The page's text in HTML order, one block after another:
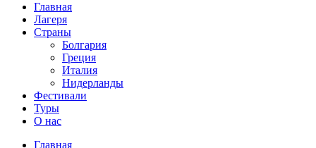
Главная
Лагеря
Страны
Болгария
Греция
Италия
Нидерланды
Фестивали
Туры
О нас
Главная